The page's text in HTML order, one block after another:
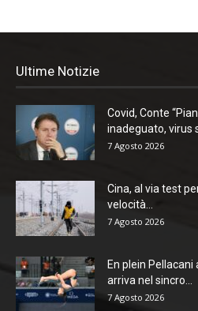
Ultime Notizie
Covid, Conte
inadeguato, virus
7 Agosto 2026
Cina, al via test
velocità...
7 Agosto 2026
En plein Pellacani
arriva nel sincro...
7 Agosto 2026